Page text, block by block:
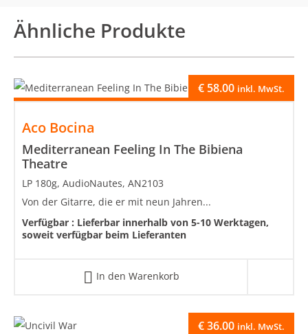
Ähnliche Produkte
Aco Bocina
Mediterranean Feeling In The Bibiena
Theatre
€58.00 inkl. MwSt.
LP 180g, AudioNautes, AN2103
Von der Gitarre, die er mit neun Jahren...
Verfügbar : Lieferbar innerhalb von 5-10 Werktagen,
soweit verfügbar beim Lieferanten
In den Warenkorb
€36.00 inkl. MwSt.